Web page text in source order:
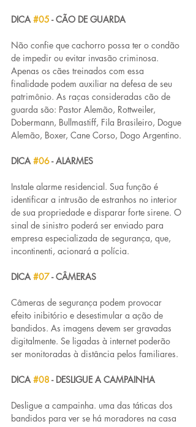
DICA #05 - CÃO DE GUARDA
Não confie que cachorro possa ter o condão
de impedir ou evitar invasão criminosa.
Apenas os cães treinados com essa
finalidade podem auxiliar na defesa de seu
patrimônio. As raças consideradas cão de
guarda são: Pastor Alemão, Rottweiler,
Dobermann, Bullmastiff, Fila Brasileiro, Dogue
Alemão, Boxer, Cane Corso, Dogo Argentino.
DICA #06 - ALARMES
Instale alarme residencial. Sua função é
identificar a intrusão de estranhos no interior
de sua propriedade e disparar forte sirene. O
sinal de sinistro poderá ser enviado para
empresa especializada de segurança, que,
incontinenti, acionará a polícia.
DICA #07 - CÂMERAS
Câmeras de segurança podem provocar
efeito inibitório e desestimular a ação de
bandidos. As imagens devem ser gravadas
digitalmente. Se ligadas à internet poderão
ser monitoradas à distância pelos familiares.
DICA #08 - DESLIGUE A CAMPAINHA
Desligue a campainha. uma das táticas dos
bandidos para ver se há moradores na casa